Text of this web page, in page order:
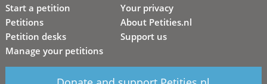
Start a petition
Petitions
Petition desks
Manage your petitions
Your privacy
About Petities.nl
Support us